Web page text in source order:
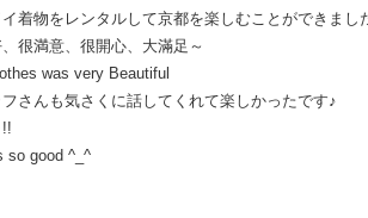
着物をレンタルして京都を楽しむことができまし
很満意、很開心、大滿足～
was very Beautiful
さんも気さくに話してくれて楽しかったです♪
so good ^_^